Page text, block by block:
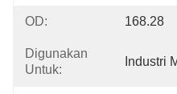
OD: 168.28
Digunakan
Untuk:
Industri